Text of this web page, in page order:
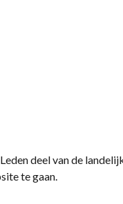
deel van de
te gaan.